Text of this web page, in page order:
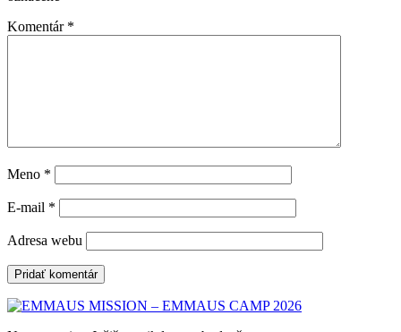
Komentár *
Meno *
E-mail *
Adresa webu